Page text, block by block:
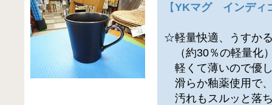
【YKマグ インディ
☆軽量快適、うすか
（約30％の軽量化
軽くて薄いので優
滑らか釉薬使用で
汚れもスルッと落